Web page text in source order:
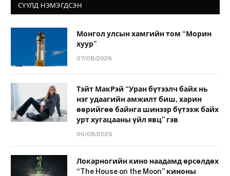
СҮҮЛД НЭМЭГДСЭН
Монгол улсын хамгийн том “Морин
хуур”
07/08/2026
Тэйт МакРэй “Уран бүтээлч байх нь
нэг удаагийн амжилт биш, харин
өөрийгөө байнга шинээр бүтээж байх
урт хугацааны үйл явц” гэв
06/08/2026
Локарногийн кино наадамд өрсөлдөх
“The House on the Moon” киноны